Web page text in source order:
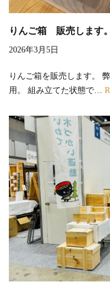
りんご箱 販売します。
2026年3月5日
りんご箱を販売します。
用。 組み立てた状態で…